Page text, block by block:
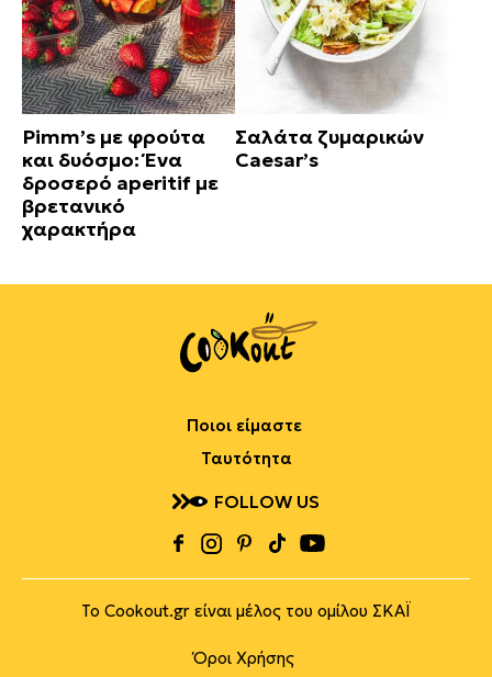
Pimm’s με φρούτα
και δυόσμο: Ένα
δροσερό aperitif με
βρετανικό
χαρακτήρα
Σαλάτα ζυμαρικών
Caesar’s
Ποιοι είμαστε
Ταυτότητα
FOLLOW US
Το Cookout.gr είναι μέλος του ομίλου ΣΚΑΪ
Όροι Χρήσης